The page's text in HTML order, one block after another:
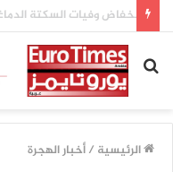
بحث
عن
الرئيسية /أخبار الهجرة